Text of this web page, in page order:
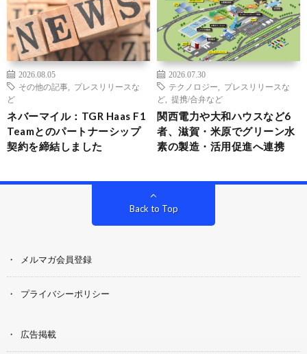
2026.08.05
その他の記事
プレスリリースな
ど
ネバーマイル：TGR Haas F1
Teamとのパートナーシップ
契約を締結しました
2026.07.30
テクノロジー
プレスリリースな
ど
提携/合弁など
関西電力や大和ハウスなど6
者、滋賀・米原でグリーン水
素の製造・活用促進へ連携
Back to Top
メルマガ会員登録
プライバシーポリシー
広告掲載